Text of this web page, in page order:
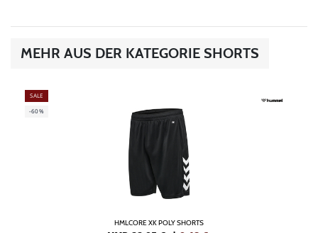
MEHR AUS DER KATEGORIE SHORTS
SALE
-60%
HMLCORE XK POLY SHORTS